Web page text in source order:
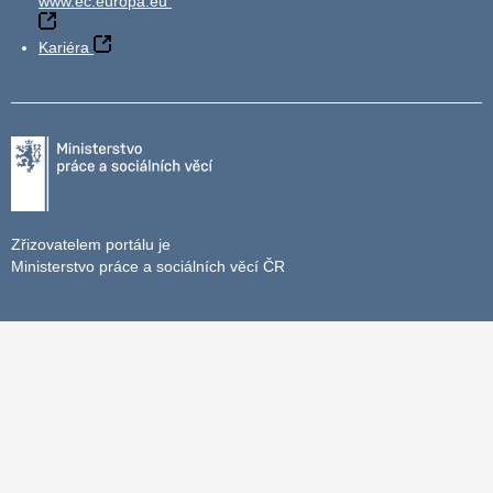
Kariéra
Zřizovatelem portálu je
Ministerstvo práce a sociálních věcí ČR